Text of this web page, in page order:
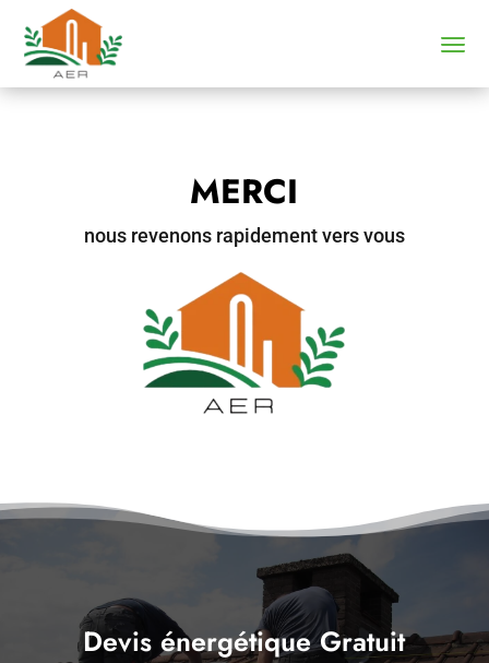
MERCI
nous revenons rapidement vers vous
Devis énergétique Gratuit